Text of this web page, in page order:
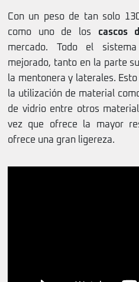
Con un peso de tan solo
como uno de los cascos
mercado. Todo el
mejorado, tanto en la parte
la mentonera y laterales.
la utilización de material
de vidrio entre otros
vez que ofrece la mayor
ofrece una gran ligereza.